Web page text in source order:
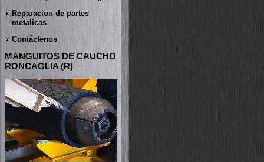
Reparacion de partes
metalicas
Contáctenos
MANGUITOS DE CAUCHO
RONCAGLIA (R)